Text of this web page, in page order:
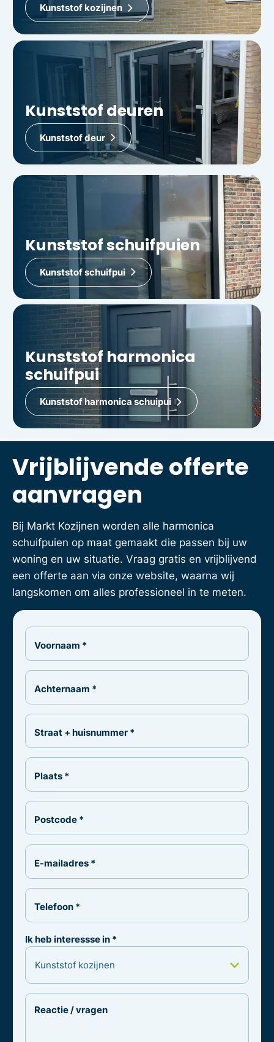
Kunststof kozijnen
Kunststof deuren
Kunststof deur
Kunststof schuifpuien
Kunststof schuifpui
Kunststof harmonica
schuifpui
Kunststof harmonica schuipui
Vrijblijvende offerte
aanvragen
Bij Markt Kozijnen worden alle harmonica
schuifpuien op maat gemaakt die passen bij uw
woning en uw situatie. Vraag gratis en vrijblijvend
een offerte aan via onze website, waarna wij
langskomen om alles professioneel in te meten.
Voornaam *
Achternaam *
Straat + huisnummer *
Plaats *
Postcode *
E-mailadres *
Telefoon *
Ik heb interessse in *
Reactie / vragen